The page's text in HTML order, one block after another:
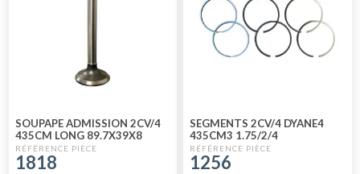
SOUPAPE ADMISSION 2CV/4
435CM LONG 89.7X39X8
1818
SEGMENTS 2CV/4 DYANE4
435CM3 1.75/2/4
1256